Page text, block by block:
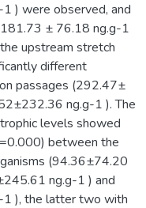
) were observed, and
± 76.18 ng.g-1
upstream stretch
different
passages (292.47±
ng.g-1 ). The
levels showed
between the
(94.36±74.20
ng.g-1 ) and
), the latter two with